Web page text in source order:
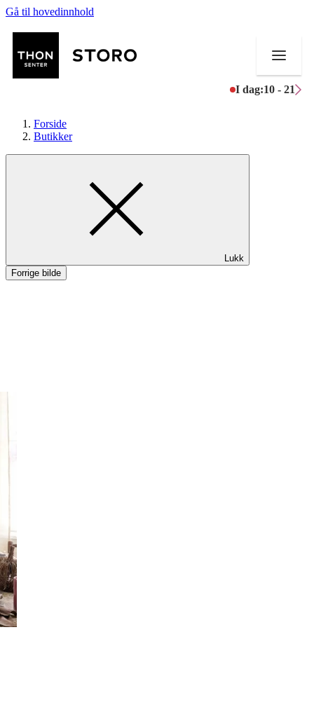
Gå til hovedinnhold
I dag:10 - 21
Mat og drikke
Aktiviteter
Forside
Butikker
Lukk
Forrige bilde